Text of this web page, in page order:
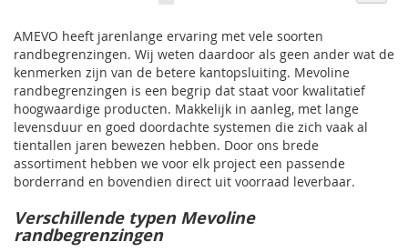
momenteel
pagina
AMEVO heeft jarenlange ervaring met vele soorten
randbegrenzingen. Wij weten daardoor als geen ander wat de
kenmerken zijn van de betere kantopsluiting. Mevoline
randbegrenzingen is een begrip dat staat voor kwalitatief
hoogwaardige producten. Makkelijk in aanleg, met lange
levensduur en goed doordachte systemen die zich vaak al
tientallen jaren bewezen hebben. Door ons brede
assortiment hebben we voor elk project een passende
borderrand en bovendien direct uit voorraad leverbaar.
Verschillende typen Mevoline
randbegrenzingen